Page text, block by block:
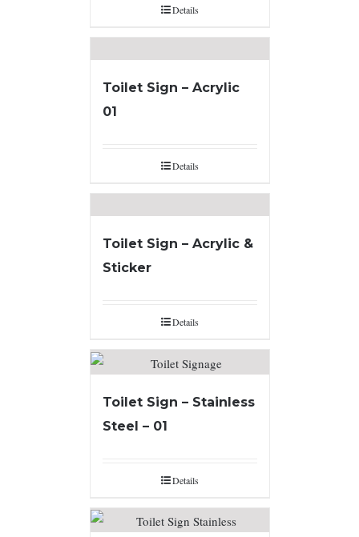
Details
Toilet Sign – Acrylic
01
Details
Toilet Sign – Acrylic &
Sticker
Details
Toilet Sign – Stainless
Steel – 01
Details